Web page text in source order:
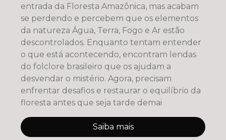
entrada da Floresta Amazônica, mas acabam
se perdendo e percebem que os elementos
da natureza Água, Terra, Fogo e Ar estão
descontrolados. Enquanto tentam entender
o que está acontecendo, encontram lendas
do folclore brasileiro que os ajudam a
desvendar o mistério. Agora, precisam
enfrentar desafios e restaurar o equilíbrio da
floresta antes que seja tarde demai
Saiba mais